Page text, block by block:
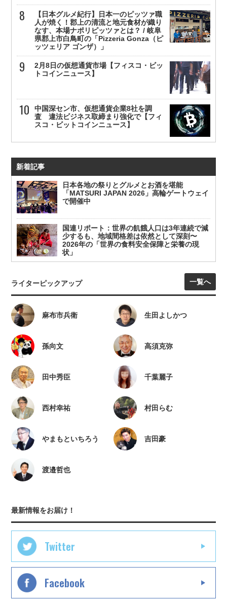
【日本グルメ紀行】日本一のピッツァ職
人が焼く！郡上の清流と地元食材が織り
なす、本場ナポリピッツァとは？ / 岐阜
県郡上市白鳥町の「Pizzeria Gonza（ピ
ッツェリア ゴンザ）」
2月8日の仮想通貨市場【フィスコ・ビッ
トコインニュース】
中国深セン市、仮想通貨企業8社を調
査 違法ビジネス取締まり強化で【フィ
スコ・ビットコインニュース】
新着記事
日本各地の祭りとグルメとお酒を堪能
「MATSURI JAPAN 2026」高輪ゲートウェイ
で開催中
国連リポート：世界の飢餓人口は3年連続で減
少するも、地域間格差は依然として深刻〜
2026年の「世界の食料安全保障と栄養の現
状」
ライターピックアップ 一覧へ
麻布市兵衛 生田よしかつ
孫向文 高須克弥
田中秀臣 千葉麗子
西村幸祐 村田らむ
やまもといちろう 吉田豪
渡邉哲也
最新情報をお届け！
Twitter
Facebook